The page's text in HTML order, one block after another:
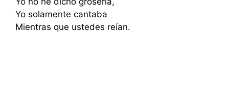
Yo solamente cantaba
Mientras que ustedes reían.